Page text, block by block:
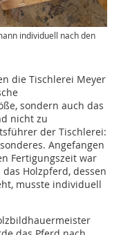
individuell nach den
die Tischlerei Meyer
sondern auch das
nicht zu
der Tischlerei:
Angefangen
Fertigungszeit war
Holzpferd, dessen
musste individuell